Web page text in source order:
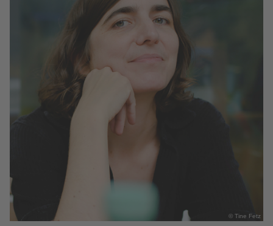
© Tine Fetz